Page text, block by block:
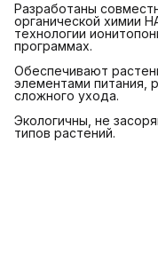
Разработаны
органической химии
технологии
программах.
Обеспечивают
элементами питания,
сложного ухода.
Экологичны, не
типов растений.